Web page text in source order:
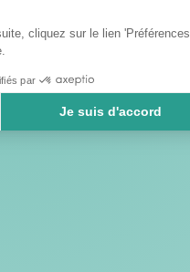
cliquez sur le lien 'Préférences
par
Je suis d'accord